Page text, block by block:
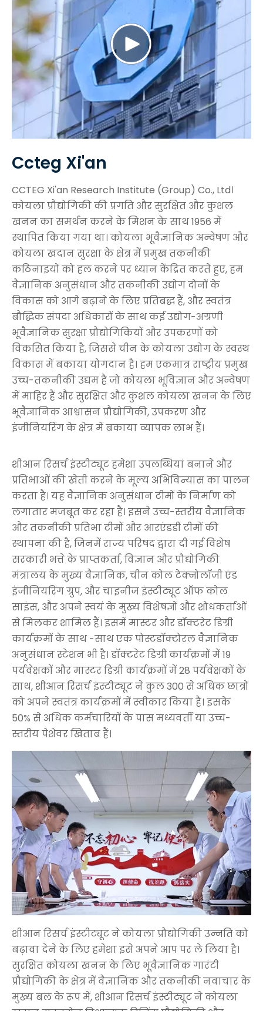
Ccteg Xi'an
CCTEG Xi'an Research Institute (Group) Co., Ltd।
कोयला प्रौद्योगिकी की प्रगति और सुरक्षित और कुशल
खनन का समर्थन करने के मिशन के साथ 1956 में
स्थापित किया गया था। कोयला भूवैज्ञानिक अन्वेषण और
कोयला खदान सुरक्षा के क्षेत्र में प्रमुख तकनीकी
कठिनाइयों को हल करने पर ध्यान केंद्रित करते हुए, हम
वैज्ञानिक अनुसंधान और तकनीकी उद्योग दोनों के
विकास को आगे बढ़ाने के लिए प्रतिबद्ध हैं, और स्वतंत्र
बौद्धिक संपदा अधिकारों के साथ कई उद्योग-अग्रणी
भूवैज्ञानिक सुरक्षा प्रौद्योगिकियों और उपकरणों को
विकसित किया है, जिससे चीन के कोयला उद्योग के स्वस्थ
विकास में बकाया योगदान है। हम एकमात्र राष्ट्रीय प्रमुख
उच्च-तकनीकी उद्यम हैं जो कोयला भूविज्ञान और अन्वेषण
में माहिर हैं और सुरक्षित और कुशल कोयला खनन के लिए
भूवैज्ञानिक आश्वासन प्रौद्योगिकी, उपकरण और
इंजीनियरिंग के क्षेत्र में बकाया व्यापक लाभ हैं।
शीआन रिसर्च इंस्टीट्यूट हमेशा उपलब्धियां बनाने और
प्रतिभाओं की खेती करने के मूल्य अभिविन्यास का पालन
करता है। यह वैज्ञानिक अनुसंधान टीमों के निर्माण को
लगातार मजबूत कर रहा है। इसने उच्च-स्तरीय वैज्ञानिक
और तकनीकी प्रतिभा टीमों और आरएंडडी टीमों की
स्थापना की है, जिनमें राज्य परिषद द्वारा दी गई विशेष
सरकारी भत्ते के प्राप्तकर्ता, विज्ञान और प्रौद्योगिकी
मंत्रालय के मुख्य वैज्ञानिक, चीन कोल टेक्नोलॉजी एंड
इंजीनियरिंग ग्रुप, और चाइनीज इंस्टीट्यूट ऑफ कोल
साइंस, और अपने स्वयं के मुख्य विशेषज्ञों और शोधकर्ताओं
से मिलकर शामिल हैं। इसमें मास्टर और डॉक्टरेट डिग्री
कार्यक्रमों के साथ -साथ एक पोस्टडॉक्टोरल वैज्ञानिक
अनुसंधान स्टेशन भी है। डॉक्टरेट डिग्री कार्यक्रमों में 19
पर्यवेक्षकों और मास्टर डिग्री कार्यक्रमों में 28 पर्यवेक्षकों के
साथ, शीआन रिसर्च इंस्टीट्यूट ने कुल 300 से अधिक छात्रों
को अपने स्वतंत्र कार्यक्रमों में स्वीकार किया है। इसके
50% से अधिक कर्मचारियों के पास मध्यवर्ती या उच्च-
स्तरीय पेशेवर खिताब हैं।
शीआन रिसर्च इंस्टीट्यूट ने कोयला प्रौद्योगिकी उन्नति को
बढ़ावा देने के लिए हमेशा इसे अपने आप पर ले लिया है।
सुरक्षित कोयला खनन के लिए भूवैज्ञानिक गारंटी
प्रौद्योगिकी के क्षेत्र में वैज्ञानिक और तकनीकी नवाचार के
मुख्य बल के रूप में, शीआन रिसर्च इंस्टीट्यूट ने कोयला